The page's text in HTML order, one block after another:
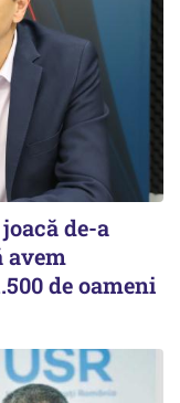
de-a
avem
de oameni